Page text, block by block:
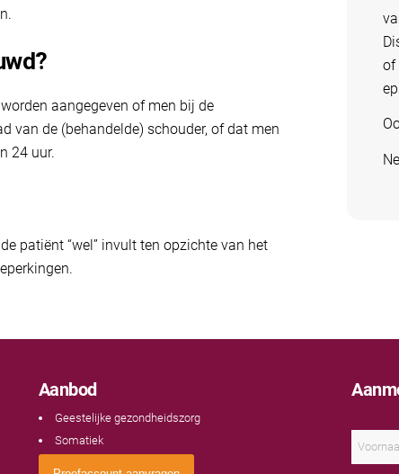
aangegeven of men bij de
van de (behandelde) schouder, of dat men
24 uur.
patiënt “wel” invult ten opzichte van het
of
Aanbod
Geestelijke gezondheidszorg
Somatiek
a